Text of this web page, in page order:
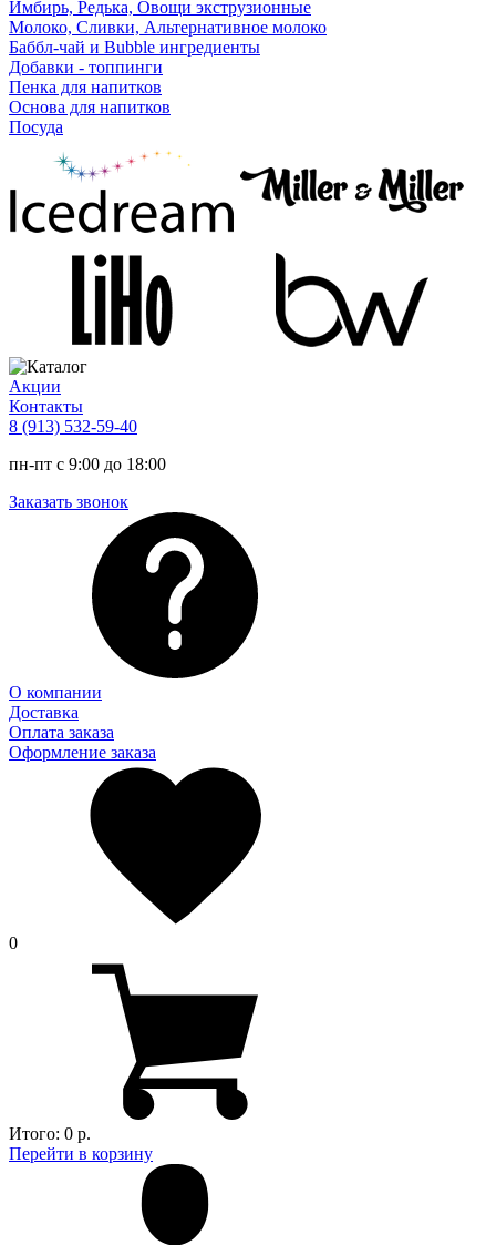
Имбирь, Редька, Овощи экструзионные
Молоко, Сливки, Альтернативное молоко
Баббл-чай и Bubble ингредиенты
Добавки - топпинги
Пенка для напитков
Основа для напитков
Посуда
Акции
Контакты
8 (913) 532-59-40
пн-пт с 9:00 до 18:00
Заказать звонок
О компании
Доставка
Оплата заказа
Оформление заказа
0
Итого: 0 р.
Перейти в корзину